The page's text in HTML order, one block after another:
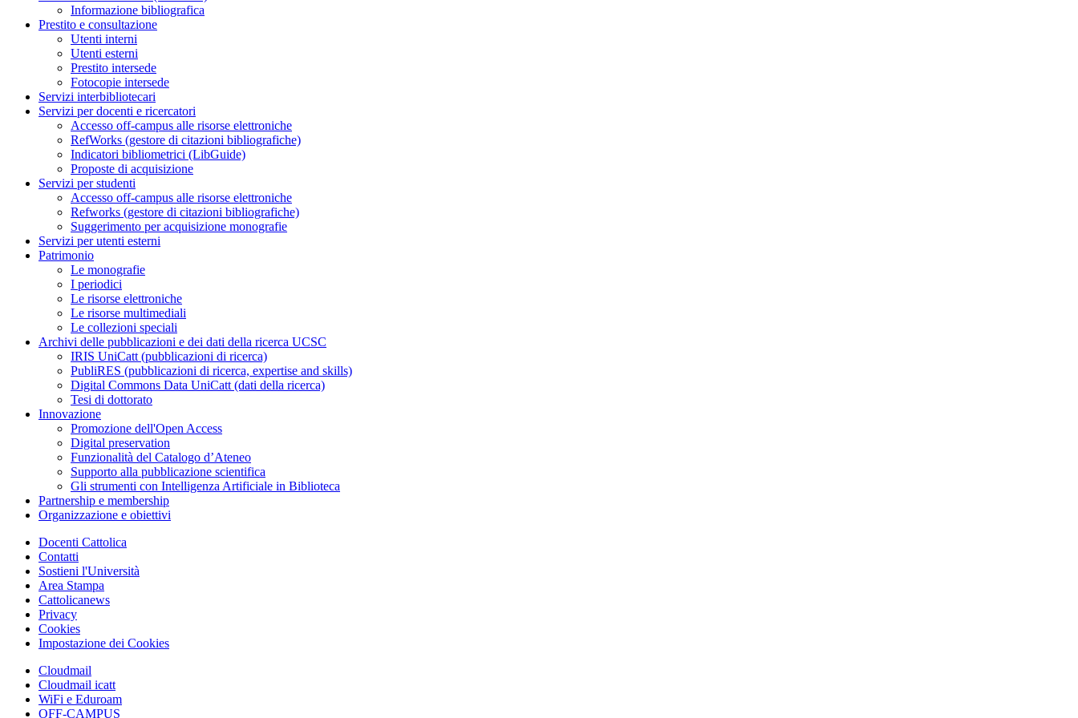
Informazione bibliografica
Prestito e consultazione
Utenti interni
Utenti esterni
Prestito intersede
Fotocopie intersede
Servizi interbibliotecari
Servizi per docenti e ricercatori
Accesso off-campus alle risorse elettroniche
RefWorks (gestore di citazioni bibliografiche)
Indicatori bibliometrici (LibGuide)
Proposte di acquisizione
Servizi per studenti
Accesso off-campus alle risorse elettroniche
Refworks (gestore di citazioni bibliografiche)
Suggerimento per acquisizione monografie
Servizi per utenti esterni
Patrimonio
Le monografie
I periodici
Le risorse elettroniche
Le risorse multimediali
Le collezioni speciali
Archivi delle pubblicazioni e dei dati della ricerca UCSC
IRIS UniCatt (pubblicazioni di ricerca)
PubliRES (pubblicazioni di ricerca, expertise and skills)
Digital Commons Data UniCatt (dati della ricerca)
Tesi di dottorato
Innovazione
Promozione dell'Open Access
Digital preservation
Funzionalità del Catalogo d’Ateneo
Supporto alla pubblicazione scientifica
Gli strumenti con Intelligenza Artificiale in Biblioteca
Partnership e membership
Organizzazione e obiettivi
Docenti Cattolica
Contatti
Sostieni l'Università
Area Stampa
Cattolicanews
Privacy
Cookies
Impostazione dei Cookies
Cloudmail
Cloudmail icatt
WiFi e Eduroam
OFF-CAMPUS